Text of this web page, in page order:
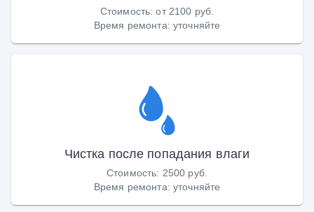
Стоимость:от 2100 руб.
Время ремонта: уточняйте
Чистка после попадания влаги
Стоимость: 2500 руб.
Время ремонта: уточняйте